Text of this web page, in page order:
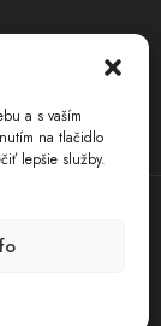
a s vaším
na tlačidlo
lepšie služby.